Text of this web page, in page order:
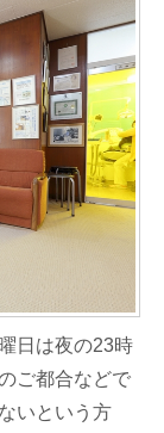
日は夜の23時
ご都合などで
いという方